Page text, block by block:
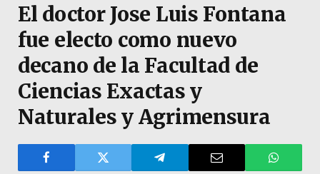
El doctor Jose Luis Fontana
fue electo como nuevo
decano de la Facultad de
Ciencias Exactas y
Naturales y Agrimensura